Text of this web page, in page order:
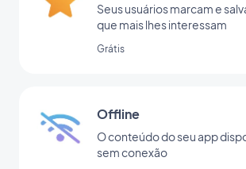
Seus usuários marcam e
que mais lhes interessam
Grátis
Offline
O conteúdo do seu app
sem conexão